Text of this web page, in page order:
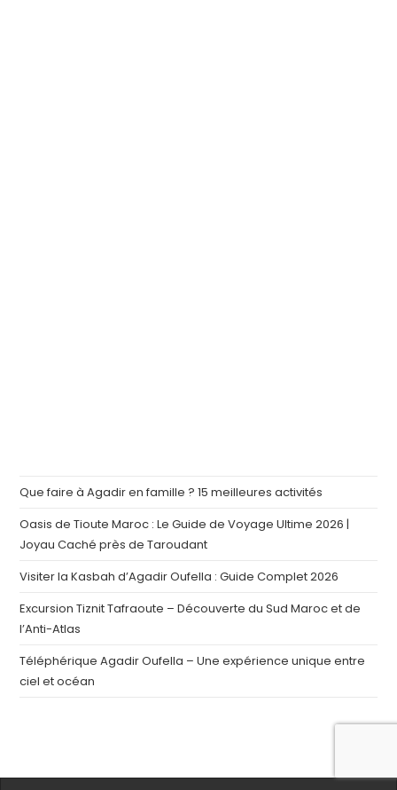
Que faire à Agadir en famille ? 15 meilleures activités
Oasis de Tioute Maroc : Le Guide de Voyage Ultime 2026 |
Joyau Caché près de Taroudant
Visiter la Kasbah d’Agadir Oufella : Guide Complet 2026
Excursion Tiznit Tafraoute – Découverte du Sud Maroc et de
l’Anti-Atlas
Téléphérique Agadir Oufella – Une expérience unique entre
ciel et océan